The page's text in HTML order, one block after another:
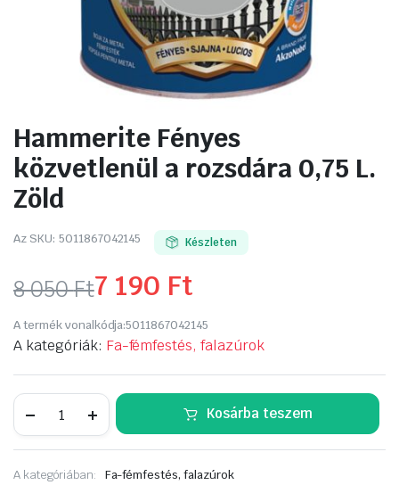
Hammerite Fényes
közvetlenül a rozsdára 0,75 L.
Zöld
Az SKU: 5011867042145 Készleten
8 050Ft
Original
price
was:
8
050 Ft.
7 190 Ft
Current
price
is:
7
190 Ft.
A termék vonalkódja:5011867042145
A kategóriák: Fa-fémfestés, falazúrok
Fényes
közvetlenül
a
0,75
Kosárba teszem
A kategóriában: Fa-fémfestés, falazúrok